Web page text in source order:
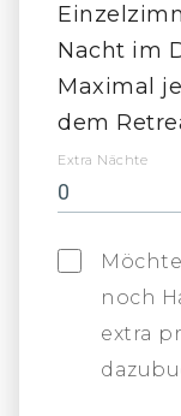
Nacht im
Maximal
dem
Extra Nächte
noch
extra